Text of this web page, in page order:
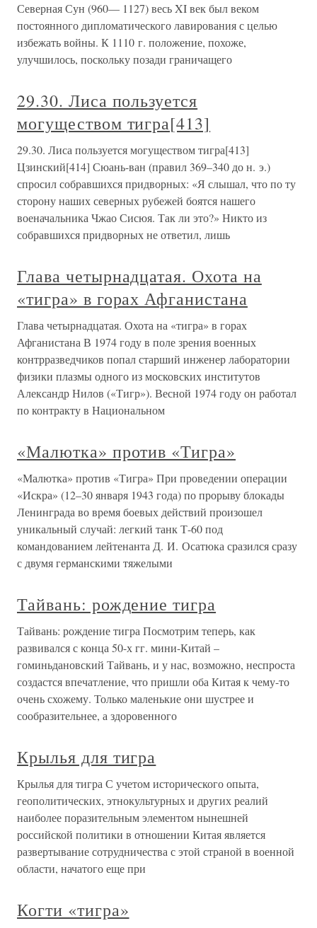
Северная Сун (960— 1127) весь XI век был веком
постоянного дипломатического лавирования с целью
избежать войны. К 1110 г. положение, похоже,
улучшилось, поскольку позади граничащего
29.30. Лиса пользуется
могуществом тигра[413]
29.30. Лиса пользуется могуществом тигра[413]
Цзинский[414] Сюань-ван (правил 369–340 до н. э.)
спросил собравшихся придворных: «Я слышал, что по ту
сторону наших северных рубежей боятся нашего
военачальника Чжао Сисюя. Так ли это?» Никто из
собравшихся придворных не ответил, лишь
Глава четырнадцатая. Охота на
«тигра» в горах Афганистана
Глава четырнадцатая. Охота на «тигра» в горах
Афганистана В 1974 году в поле зрения военных
контрразведчиков попал старший инженер лаборатории
физики плазмы одного из московских институтов
Александр Нилов («Тигр»). Весной 1974 году он работал
по контракту в Национальном
«Малютка» против «Тигра»
«Малютка» против «Тигра» При проведении операции
«Искра» (12–30 января 1943 года) по прорыву блокады
Ленинграда во время боевых действий произошел
уникальный случай: легкий танк Т-60 под
командованием лейтенанта Д. И. Осатюка сразился сразу
с двумя германскими тяжелыми
Тайвань: рождение тигра
Тайвань: рождение тигра Посмотрим теперь, как
развивался с конца 50-х гг. мини-Китай –
гоминьдановский Тайвань, и у нас, возможно, неспроста
создастся впечатление, что пришли оба Китая к чему-то
очень схожему. Только маленькие они шустрее и
сообразительнее, а здоровенного
Крылья для тигра
Крылья для тигра С учетом исторического опыта,
геополитических, этнокультурных и других реалий
наиболее поразительным элементом нынешней
российской политики в отношении Китая является
развертывание сотрудничества с этой страной в военной
области, начатого еще при
Когти «тигра»